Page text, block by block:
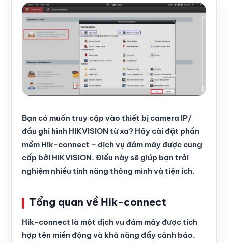
Bạn có muốn truy cập vào thiết bị camera IP/
đầu ghi hình HIKVISION từ xa? Hãy cài đặt phần
mềm Hik-connect – dịch vụ đám mây được cung
cấp bởi HIKVISION. Điều này sẽ giúp bạn trải
nghiệm nhiều tính năng thông minh và tiện ích.
Tổng quan về Hik-connect
Hik-connect là một dịch vụ đám mây được tích
hợp tên miền động và khả năng đẩy cảnh báo.